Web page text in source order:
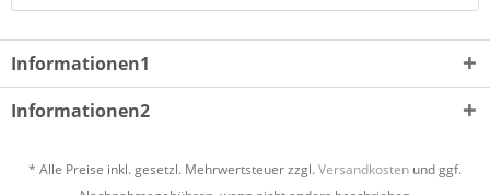
Informationen1
Informationen2
* Alle Preise inkl. gesetzl. Mehrwertsteuer zzgl.Versandkosten und ggf.